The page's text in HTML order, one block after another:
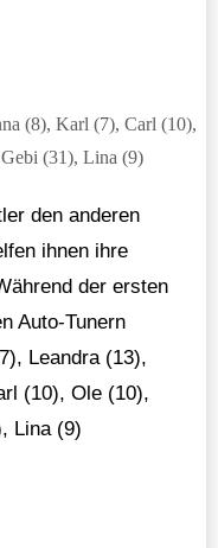
(8), Karl (7), Carl (10),
(31), Lina (9)
ihnen ihre
der ersten
Auto-Tunern
Leandra (13),
(10), Ole (10),
Lina (9)